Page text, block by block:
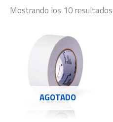
Mostrando los 10 resultados
AGOTADO